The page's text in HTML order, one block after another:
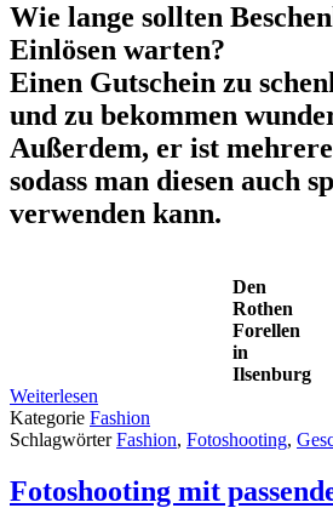
Wie lange sollten
Einlösen warten?
Einen Gutschein zu
und zu bekommen
Außerdem, er ist
sodass man diesen auch
verwenden kann.
Den
Rothen
Forellen
in
Ilsenburg
Weiterlesen
Kategorie Fashion
SchlagwörterFashion, Fotoshooting,
Fotoshooting mit